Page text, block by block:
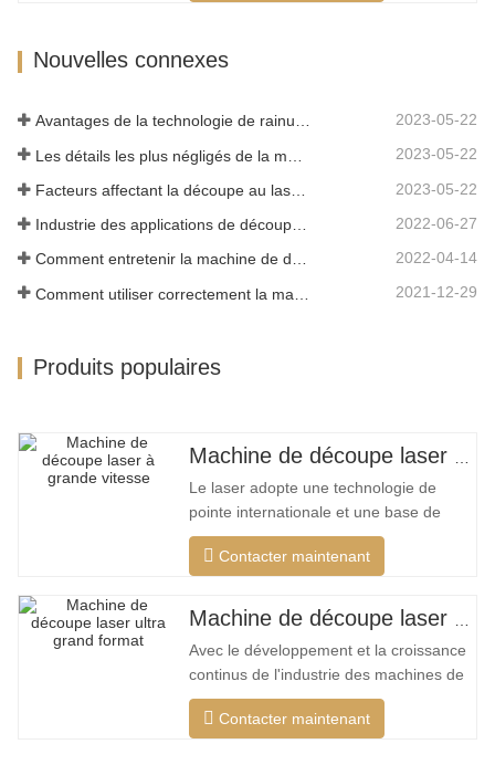
d'une vitesse de coupe rapide, non
Nouvelles connexes
Avantages de la technologie de rainurage laser 2023-05-22
2023-05-22
2023-05-22
2022-06-27
Comment entretenir la machine de découpe laser 2022-04-14
2021-12-29
Produits populaires
Le laser adopte une technologie de
pointe internationale et une base de
données de processus de découpe
unique, qui peut effectuer différentes
matériaux, optimiser la surface de
coupe, couper une plus large gamme de
matériaux, une vitesse plus rapide, une
Contacter maintenant
Avec le développement et la croissance
continus de l'industrie des machines de
découpe laser de mon pays, il existe de
plus en plus de types de machines de
Contacter maintenant